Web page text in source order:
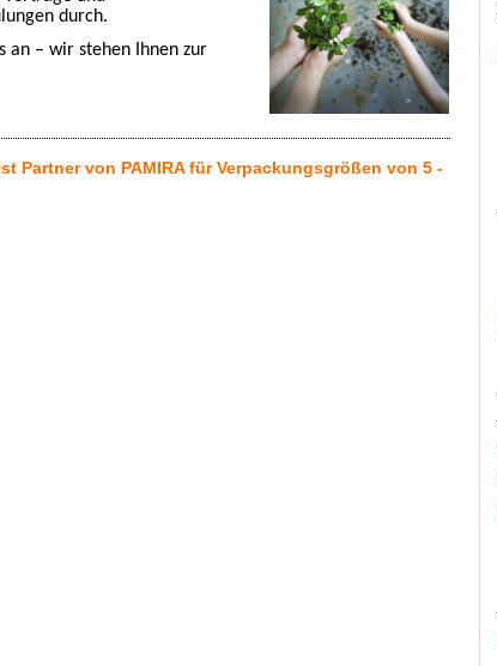
durch.
an – wir stehen Ihnen zur
Partner von PAMIRA für Verpackungsgrößen von 5 -